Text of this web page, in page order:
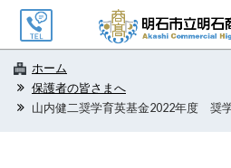
ホーム
保護者の皆さまへ
山内健二奨学育英基金2022年度 奨